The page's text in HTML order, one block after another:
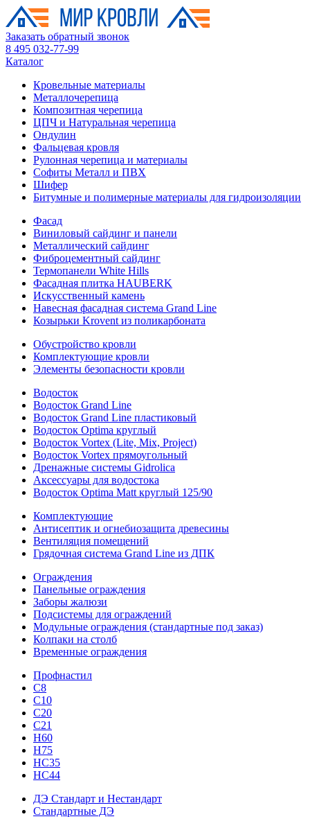
Заказать обратный звонок
8 495 032-77-99
Каталог
Кровельные материалы
Металлочерепица
Композитная черепица
ЦПЧ и Натуральная черепица
Ондулин
Фальцевая кровля
Рулонная черепица и материалы
Софиты Металл и ПВХ
Шифер
Битумные и полимерные материалы для гидроизоляции
Фасад
Виниловый сайдинг и панели
Металлический сайдинг
Фиброцементный сайдинг
Термопанели White Hills
Фасадная плитка HAUBERK
Искусственный камень
Навесная фасадная система Grand Line
Козырьки Krovent из поликарбоната
Обустройство кровли
Комплектующие кровли
Элементы безопасности кровли
Водосток
Водосток Grand Line
Водосток Grand Line пластиковый
Водосток Optima круглый
Водосток Vortex (Lite, Mix, Project)
Водосток Vortex прямоугольный
Дренажные системы Gidrolica
Аксессуары для водостока
Водосток Optima Matt круглый 125/90
Комплектующие
Антисептик и огнебиозащита древесины
Вентиляция помещений
Грядочная система Grand Line из ДПК
Ограждения
Панельные ограждения
Заборы жалюзи
Подсистемы для ограждений
Модульные ограждения (стандартные под заказ)
Колпаки на столб
Временные ограждения
Профнастил
С8
С10
С20
С21
H60
H75
HС35
НС44
ДЭ Стандарт и Нестандарт
Стандартные ДЭ